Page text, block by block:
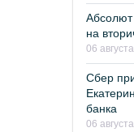
Абсолют
на
06
Сбер
банка
06